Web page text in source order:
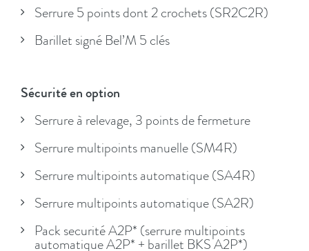
Serrure 5 points dont 2 crochets (SR2C2R)
Barillet signé Bel’M 5 clés
Sécurité en option
Serrure à relevage, 3 points de fermeture
Serrure multipoints manuelle (SM4R)
Serrure multipoints automatique (SA4R)
Serrure multipoints automatique (SA2R)
Pack securité A2P* (serrure multipoints
automatique A2P* + barillet BKS A2P*)